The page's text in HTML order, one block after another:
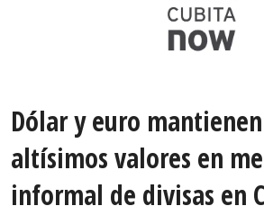
Dólar y euro
altísimos valores en
informal de divisas en